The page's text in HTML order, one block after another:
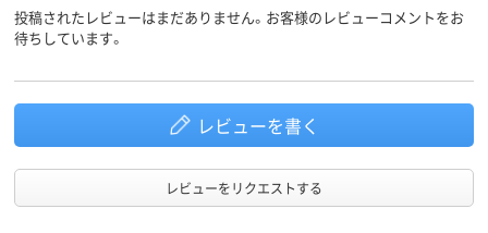
投稿されたレビューはまだありません。お客様のレビューコメントをお
待ちしています。
レビューを書く
レビューをリクエストする